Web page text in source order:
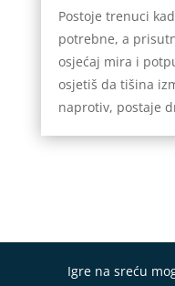
Postoje trenuci
potrebne, a
osjećaj mira i
osjetiš da tišina
naprotiv, postaje
Igre na sreću